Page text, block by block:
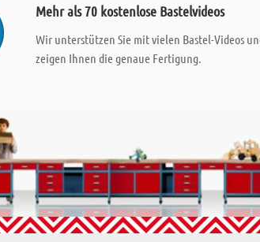
Mehr als 70 kostenlose Bastelvideos
Wir unterstützen Sie mit vielen Bastel-Videos
zeigen Ihnen die genaue Fertigung.